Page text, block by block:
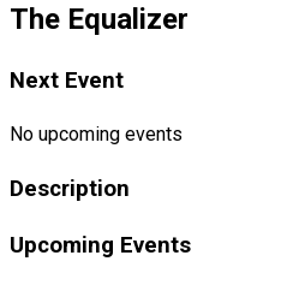
The Equalizer
Next Event
No upcoming events
Description
Upcoming Events